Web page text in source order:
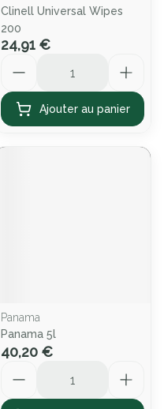
Clinell Universal Wipes
200
24,91 €
Ajouter au panier
Panama
Panama 5l
40,20 €